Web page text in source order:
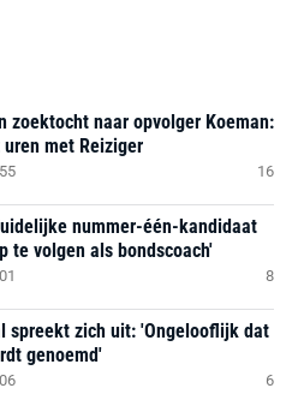
zoektocht naar opvolger Koeman:
uren met Reiziger
16
nummer-één-kandidaat
te volgen als bondscoach'
8
spreekt zich uit: 'Ongelooflijk dat
genoemd'
6